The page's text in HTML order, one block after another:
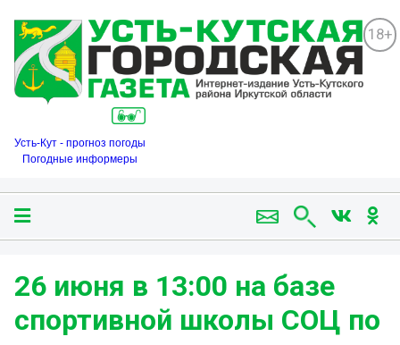
18+
Усть-Кут - прогноз погоды
Погодные информеры
26 июня в 13:00 на базе
спортивной школы СОЦ по